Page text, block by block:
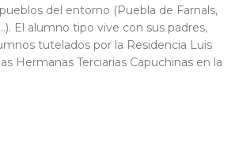
del entorno (Puebla de Farnals,
El alumno tipo vive con sus padres,
tutelados por la Residencia Luis
Hermanas Terciarias Capuchinas en la